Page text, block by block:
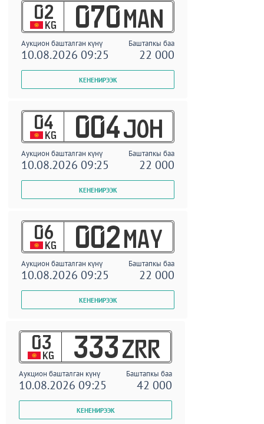
02
KG 070 MAN
Аукцион башталган күнү Баштапкы баа
10.08.2026 09:25 22 000
04
KG 004 JOH
Аукцион башталган күнү Баштапкы баа
10.08.2026 09:25 22 000
06
KG 002 MAY
Аукцион башталган күнү Баштапкы баа
10.08.2026 09:25 22 000
03
KG 333 ZRR
Аукцион башталган күнү Баштапкы баа
10.08.2026 09:25 42 000